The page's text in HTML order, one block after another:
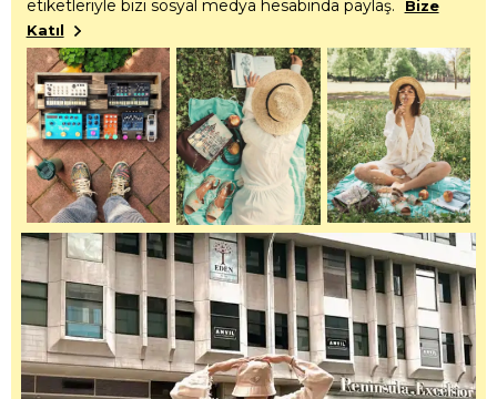
etiketleriyle bizi sosyal medya hesabında paylaş.
Bize
Katıl